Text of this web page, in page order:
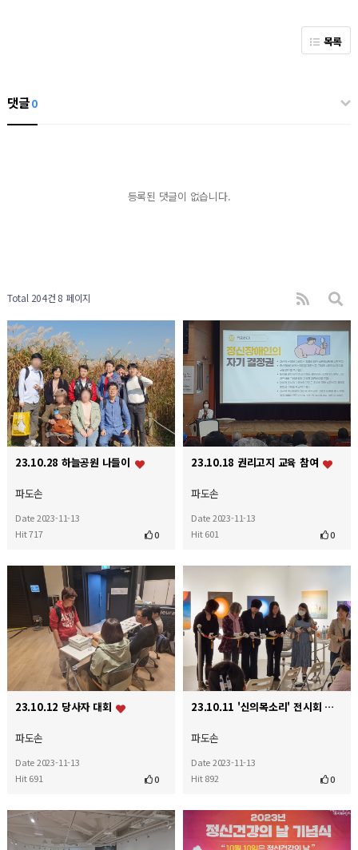
목록
댓글0
등록된 댓글이 없습니다.
Total 204건 8 페이지
23.10.28 하늘공원 나들이
파도손
Date 2023-11-13
Hit 717
0
23.10.18 권리고지 교육 참여
파도손
Date 2023-11-13
Hit 601
0
23.10.12 당사자 대회
파도손
Date 2023-11-13
Hit 691
0
23.10.11 '신의목소리' 전시회 오프닝 행사
파도손
Date 2023-11-13
Hit 892
0